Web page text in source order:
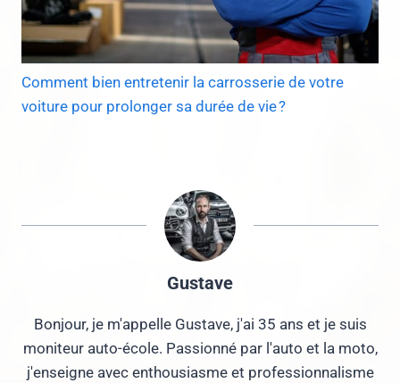
Comment bien entretenir la carrosserie de votre
voiture pour prolonger sa durée de vie ?
Gustave
Bonjour, je m'appelle Gustave, j'ai 35 ans et je suis
moniteur auto-école. Passionné par l'auto et la moto,
j'enseigne avec enthousiasme et professionnalisme